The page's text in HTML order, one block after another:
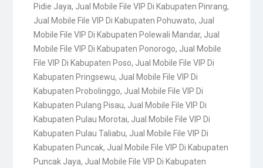
Pidie Jaya, Jual Mobile File VIP Di Kabupaten Pinrang,
Jual Mobile File VIP Di Kabupaten Pohuwato, Jual
Mobile File VIP Di Kabupaten Polewali Mandar, Jual
Mobile File VIP Di Kabupaten Ponorogo, Jual Mobile
File VIP Di Kabupaten Poso, Jual Mobile File VIP Di
Kabupaten Pringsewu, Jual Mobile File VIP Di
Kabupaten Probolinggo, Jual Mobile File VIP Di
Kabupaten Pulang Pisau, Jual Mobile File VIP Di
Kabupaten Pulau Morotai, Jual Mobile File VIP Di
Kabupaten Pulau Taliabu, Jual Mobile File VIP Di
Kabupaten Puncak, Jual Mobile File VIP Di Kabupaten
Puncak Jaya, Jual Mobile File VIP Di Kabupaten